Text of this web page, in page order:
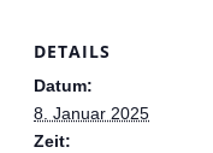
DETAILS
Datum:
8. Januar 2025
Zeit: